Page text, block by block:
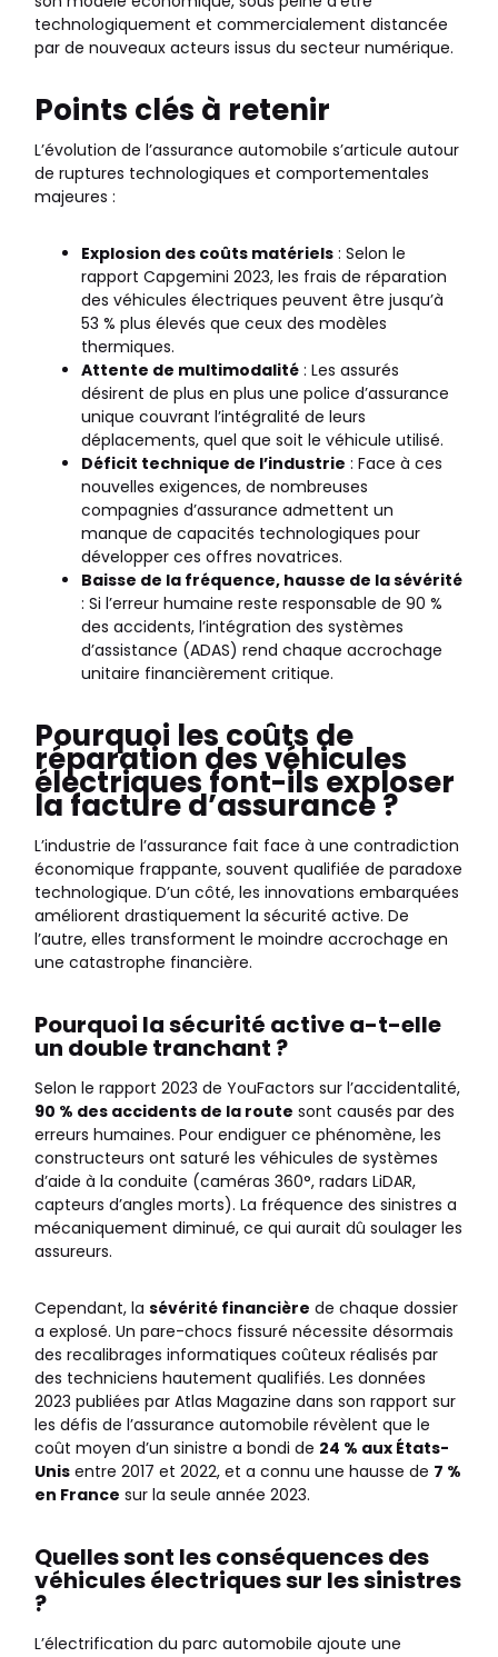
technologiquement et commercialement distancée
par de nouveaux acteurs issus du secteur numérique.
Points clés à retenir
L’évolution de l’assurance automobile s’articule autour
de ruptures technologiques et comportementales
majeures :
Explosion des coûts matériels : Selon le
rapport Capgemini 2023, les frais de réparation
des véhicules électriques peuvent être jusqu’à
53 % plus élevés que ceux des modèles
thermiques.
Attente de multimodalité : Les assurés
désirent de plus en plus une police d’assurance
unique couvrant l’intégralité de leurs
déplacements, quel que soit le véhicule utilisé.
Déficit technique de l’industrie : Face à ces
nouvelles exigences, de nombreuses
compagnies d’assurance admettent un
manque de capacités technologiques pour
développer ces offres novatrices.
Baisse de la fréquence, hausse de la sévérité
: Si l’erreur humaine reste responsable de 90 %
des accidents, l’intégration des systèmes
d’assistance (ADAS) rend chaque accrochage
unitaire financièrement critique.
Pourquoi les coûts de
réparation des véhicules
électriques font-ils exploser
la facture d’assurance ?
L’industrie de l’assurance fait face à une contradiction
économique frappante, souvent qualifiée de paradoxe
technologique. D’un côté, les innovations embarquées
améliorent drastiquement la sécurité active. De
l’autre, elles transforment le moindre accrochage en
une catastrophe financière.
Pourquoi la sécurité active a-t-elle
un double tranchant ?
Selon le rapport 2023 de YouFactors sur l’accidentalité,
90 % des accidents de la route sont causés par des
erreurs humaines. Pour endiguer ce phénomène, les
constructeurs ont saturé les véhicules de systèmes
d’aide à la conduite (caméras 360°, radars LiDAR,
capteurs d’angles morts). La fréquence des sinistres a
mécaniquement diminué, ce qui aurait dû soulager les
assureurs.
Cependant, lasévérité financière de chaque dossier
a explosé. Un pare-chocs fissuré nécessite désormais
des recalibrages informatiques coûteux réalisés par
des techniciens hautement qualifiés. Les données
2023 publiées par Atlas Magazine dans son rapport sur
les défis de l’assurance automobile révèlent que le
coût moyen d’un sinistre a bondi de 24 % aux États-
Unis entre 2017 et 2022, et a connu une hausse de 7 %
en France sur la seule année 2023.
Quelles sont les conséquences des
véhicules électriques sur les sinistres
?
L’électrification du parc automobile ajoute une